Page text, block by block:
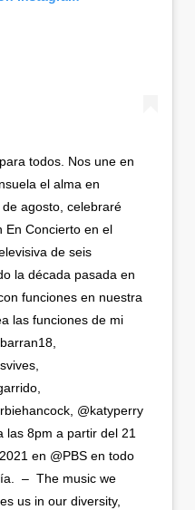
todos. Nos une en
el alma en
agosto, celebraré
En Concierto en el
de seis
la década pasada en
funciones en nuestra
las funciones de mi
@katyperry
las 8pm a partir del 21
en @PBS en todo
–⁣ ⁣ The music we
us in our diversity,